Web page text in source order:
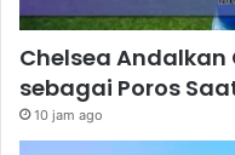
Chelsea
sebagai Poros
10 jam ago